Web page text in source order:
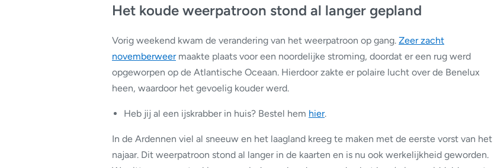
Het koude weerpatroon stond al langer gepland
Vorig weekend kwam de verandering van het weerpatroon op gang. Zeer zacht
novemberweermaakte plaats voor een noordelijke stroming, doordat er een rug werd
opgeworpen op de Atlantische Oceaan. Hierdoor zakte er polaire lucht over de Benelux
heen, waardoor het gevoelig kouder werd.
Heb jij al een ijskrabber in huis? Bestel hem hier.
In de Ardennen viel al sneeuw en het laagland kreeg te maken met de eerste vorst van het
najaar. Dit weerpatroon stond al langer in de kaarten en is nu ook werkelijkheid geworden.